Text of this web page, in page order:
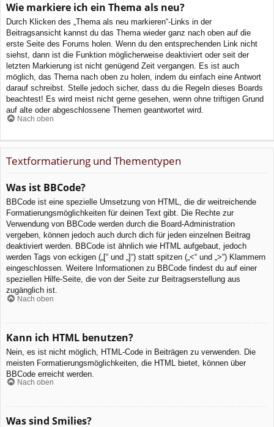
Wie markiere ich ein Thema als neu?
Durch Klicken des „Thema als neu markieren“-Links in der
Beitragsansicht kannst du das Thema wieder ganz nach oben auf die
erste Seite des Forums holen. Wenn du den entsprechenden Link nicht
siehst, dann ist die Funktion möglicherweise deaktiviert oder seit der
letzten Markierung ist nicht genügend Zeit vergangen. Es ist auch
möglich, das Thema nach oben zu holen, indem du einfach eine Antwort
darauf schreibst. Stelle jedoch sicher, dass du die Regeln dieses Boards
beachtest! Es wird meist nicht gerne gesehen, wenn ohne triftigen Grund
auf alte oder abgeschlossene Themen geantwortet wird.
Nach oben
Textformatierung und Thementypen
Was ist BBCode?
BBCode ist eine spezielle Umsetzung von HTML, die dir weitreichende
Formatierungsmöglichkeiten für deinen Text gibt. Die Rechte zur
Verwendung von BBCode werden durch die Board-Administration
vergeben, können jedoch auch durch dich für jeden einzelnen Beitrag
deaktiviert werden. BBCode ist ähnlich wie HTML aufgebaut, jedoch
werden Tags von eckigen („[“ und „]“) statt spitzen („<“ und „>“) Klammern
eingeschlossen. Weitere Informationen zu BBCode findest du auf einer
speziellen Hilfe-Seite, die von der Seite zur Beitragserstellung aus
zugänglich ist.
Nach oben
Kann ich HTML benutzen?
Nein, es ist nicht möglich, HTML-Code in Beiträgen zu verwenden. Die
meisten Formatierungsmöglichkeiten, die HTML bietet, können über
BBCode erreicht werden.
Nach oben
Was sind Smilies?